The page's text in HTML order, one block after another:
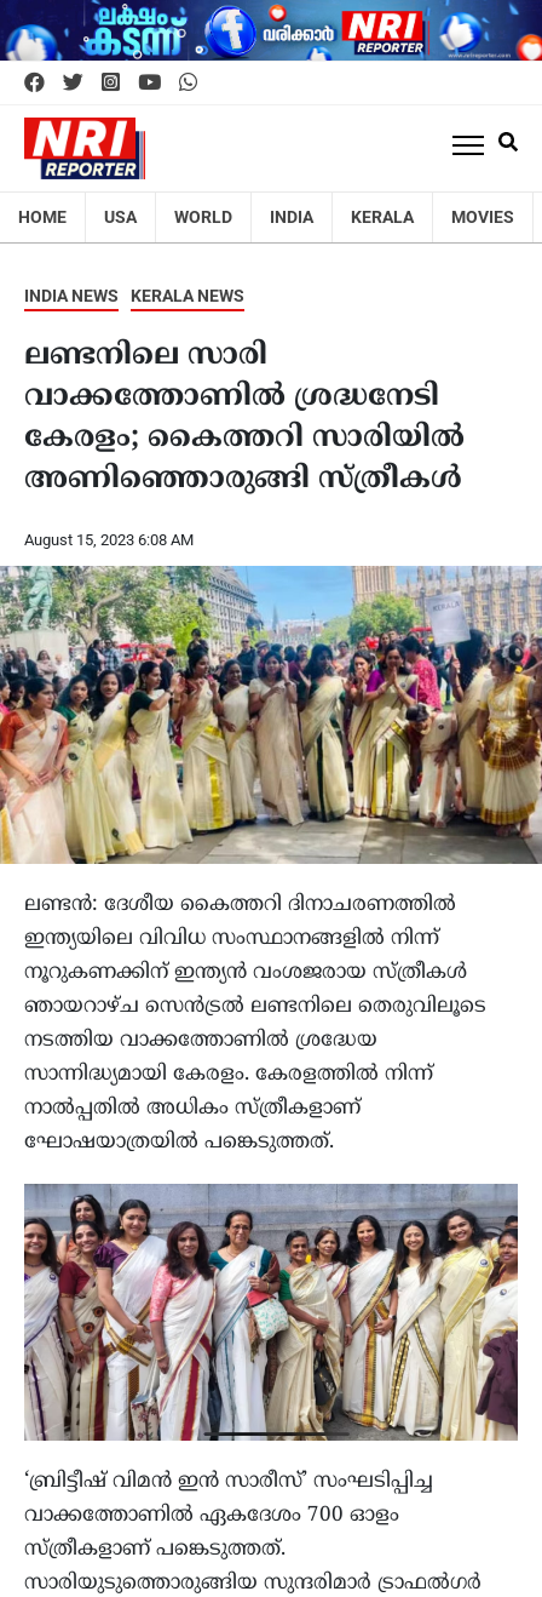
HOME USA WORLD INDIA KERALA MOVIES
INDIA NEWS KERALA NEWS
ലണ്ടനിലെ സാരി
വാക്കത്തോണിൽ ശ്രദ്ധനേടി
കേരളം; കൈത്തറി സാരിയിൽ
അണിഞ്ഞൊരുങ്ങി സ്ത്രീകൾ
August 15, 2023 6:08 AM
ലണ്ടൻ: ദേശീയ കൈത്തറി ദിനാചരണത്തിൽ
ഇന്ത്യയിലെ വിവിധ സംസ്ഥാനങ്ങളിൽ നിന്ന്
നൂറുകണക്കിന് ഇന്ത്യൻ വംശജരായ സ്ത്രീകൾ
ഞായറാഴ്ച സെൻട്രൽ ലണ്ടനിലെ തെരുവിലൂടെ
നടത്തിയ വാക്കത്തോണിൽ ശ്രദ്ധേയ
സാന്നിദ്ധ്യമായി കേരളം. കേരളത്തിൽ നിന്ന്
നാൽപ്പതിൽ അധികം സ്ത്രീകളാണ്
ഘോഷയാത്രയിൽ പങ്കെടുത്തത്.
‘ബ്രിട്ടീഷ് വിമൻ ഇൻ സാരീസ്’ സംഘടിപ്പിച്ച
വാക്കത്തോണിൽ ഏകദേശം 700 ഓളം
സ്ത്രീകളാണ് പങ്കെടുത്തത്.
സാരിയുടുത്തൊരുങ്ങിയ സുന്ദരിമാർ ട്രാഫൽഗർ